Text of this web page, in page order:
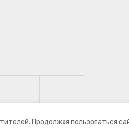
Продолжая пользоваться